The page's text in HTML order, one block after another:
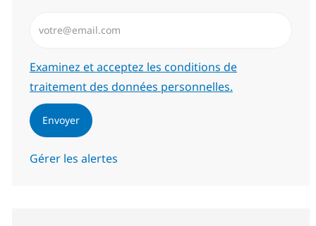
Required
Examinez et acceptez les conditions de
traitement des données personnelles.
Envoyer
Gérer les alertes